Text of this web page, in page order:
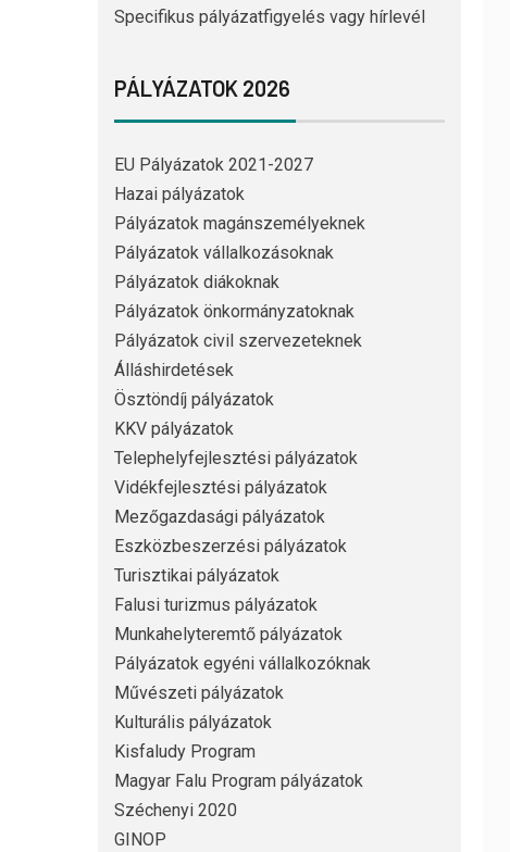
Specifikus pályázatfigyelés vagy hírlevél
PÁLYÁZATOK 2026
EU Pályázatok 2021-2027
Hazai pályázatok
Pályázatok magánszemélyeknek
Pályázatok vállalkozásoknak
Pályázatok diákoknak
Pályázatok önkormányzatoknak
Pályázatok civil szervezeteknek
Álláshirdetések
Ösztöndíj pályázatok
KKV pályázatok
Telephelyfejlesztési pályázatok
Vidékfejlesztési pályázatok
Mezőgazdasági pályázatok
Eszközbeszerzési pályázatok
Turisztikai pályázatok
Falusi turizmus pályázatok
Munkahelyteremtő pályázatok
Pályázatok egyéni vállalkozóknak
Művészeti pályázatok
Kulturális pályázatok
Kisfaludy Program
Magyar Falu Program pályázatok
Széchenyi 2020
GINOP